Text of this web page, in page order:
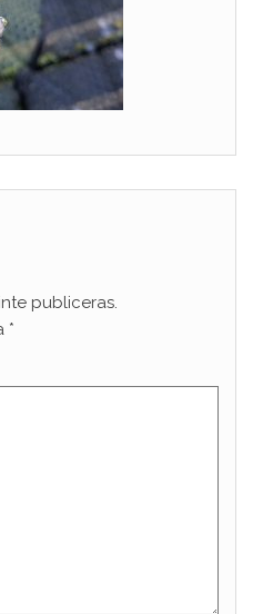
publiceras.
*